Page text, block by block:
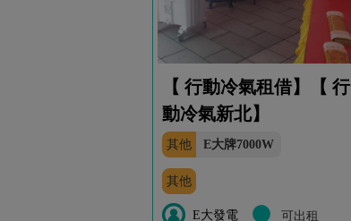
【 行動冷氣租借】【 行
動冷氣新北】
其他 E大牌7000W
其他
E大發電 可出租